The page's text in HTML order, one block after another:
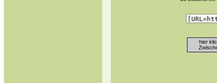
hier